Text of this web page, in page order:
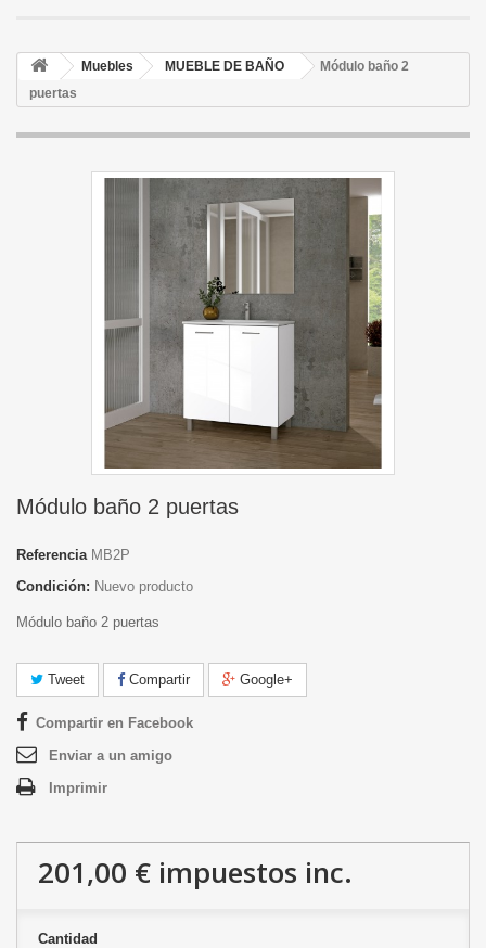
Muebles MUEBLE DE BAÑO
Módulo baño 2
puertas
Módulo baño 2 puertas
Referencia MB2P
Condición: Nuevo producto
Módulo baño 2 puertas
Tweet Compartir Google+
Compartir en Facebook
Enviar a un amigo
Imprimir
201,00 € impuestos inc.
Cantidad